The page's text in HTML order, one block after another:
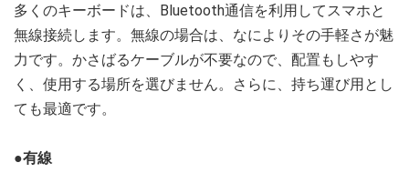
多くのキーボードは、Bluetooth通信を利用してスマホと
無線接続します。無線の場合は、なによりその手軽さが魅
力です。かさばるケーブルが不要なので、配置もしやす
く、使用する場所を選びません。さらに、持ち運び用とし
ても最適です。
●有線